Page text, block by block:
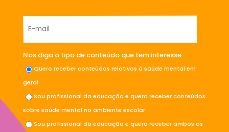
Nos diga o tipo de conteúdo que tem interesse:
Quero receber conteúdos relativos à saúde mental em
geral.
Sou profissional da educação e quero receber conteúdos
sobre saúde mental no ambiente escolar.
Sou profissional da educação e quero receber ambos os